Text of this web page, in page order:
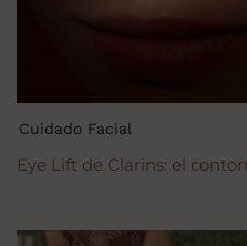
Eye Lift de Clarins: el
Cuidado Facial